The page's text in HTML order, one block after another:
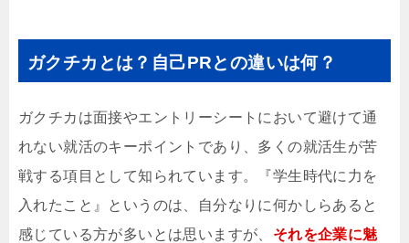
ガクチカとは？自己PRとの違いは何？
ガクチカは面接やエントリーシートにおいて避けて通
れない就活のキーポイントであり、多くの就活生が苦
戦する項目として知られています。『学生時代に力を
入れたこと』というのは、自分なりに何かしらあると
感じている方が多いとは思いますが、 それを企業に魅